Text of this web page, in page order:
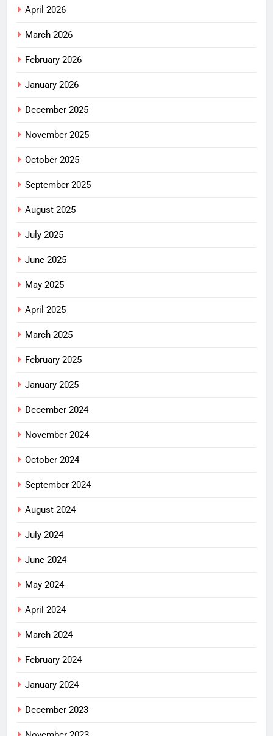
April 2026
March 2026
February 2026
January 2026
December 2025
November 2025
October 2025
September 2025
August 2025
July 2025
June 2025
May 2025
April 2025
March 2025
February 2025
January 2025
December 2024
November 2024
October 2024
September 2024
August 2024
July 2024
June 2024
May 2024
April 2024
March 2024
February 2024
January 2024
December 2023